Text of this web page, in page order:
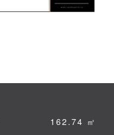
162.74 ㎡